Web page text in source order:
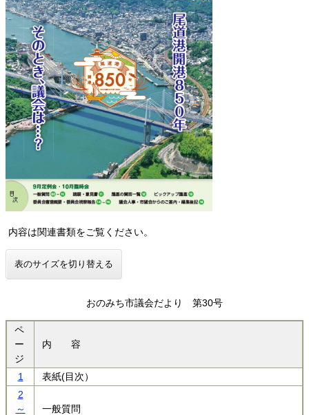
内容は関連書類をご覧ください。
表のサイズを切り替える
ペ
ー
ジ
内 容
おのみち市議会だより 第30号
1
表紙(目次）
2
～
一般質問